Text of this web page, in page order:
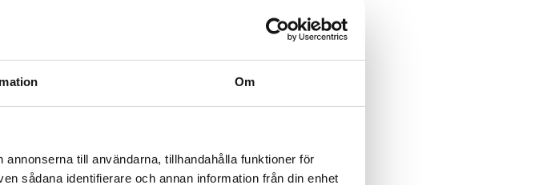
Om
till användarna, tillhandahålla funktioner för
sådana identifierare och annan information från din enhet